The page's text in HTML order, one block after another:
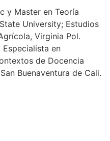
y Master en Teoría
University; Estudios
Virginia Pol.
en
de Docencia
Buenaventura de Cali.